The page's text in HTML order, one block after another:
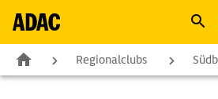
Regionalclubs